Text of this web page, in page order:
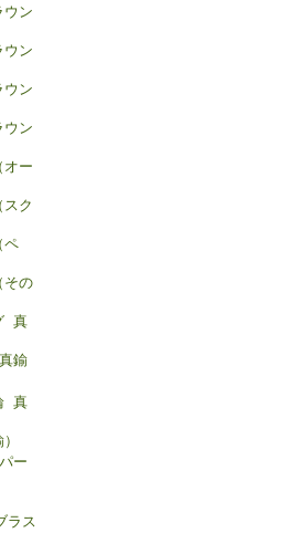
ウン
ウン
ウン
ウン
オー
スク
ペ
その
真
鍮
真
ー
ラス